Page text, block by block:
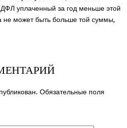
уплаченный за год меньше этой
не может быть больше той суммы,
Обязательные поля